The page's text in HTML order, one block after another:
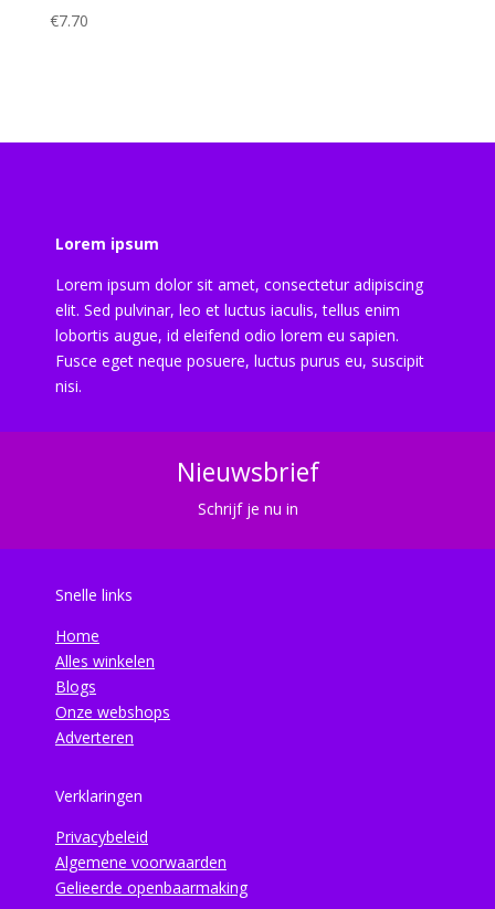
€7.70
Lorem ipsum
Lorem ipsum dolor sit amet, consectetur adipiscing
elit. Sed pulvinar, leo et luctus iaculis, tellus enim
lobortis augue, id eleifend odio lorem eu sapien.
Fusce eget neque posuere, luctus purus eu, suscipit
nisi.
Nieuwsbrief
Schrijf je nu in
Snelle links
Home
Alles winkelen
Blogs
Onze webshops
Adverteren
Verklaringen
Privacybeleid
Algemene voorwaarden
Gelieerde openbaarmaking